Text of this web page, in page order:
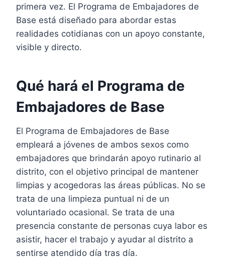
primera vez. El Programa de Embajadores de
Base está diseñado para abordar estas
realidades cotidianas con un apoyo constante,
visible y directo.
Qué hará el Programa de
Embajadores de Base
El Programa de Embajadores de Base
empleará a jóvenes de ambos sexos como
embajadores que brindarán apoyo rutinario al
distrito, con el objetivo principal de mantener
limpias y acogedoras las áreas públicas. No se
trata de una limpieza puntual ni de un
voluntariado ocasional. Se trata de una
presencia constante de personas cuya labor es
asistir, hacer el trabajo y ayudar al distrito a
sentirse atendido día tras día.